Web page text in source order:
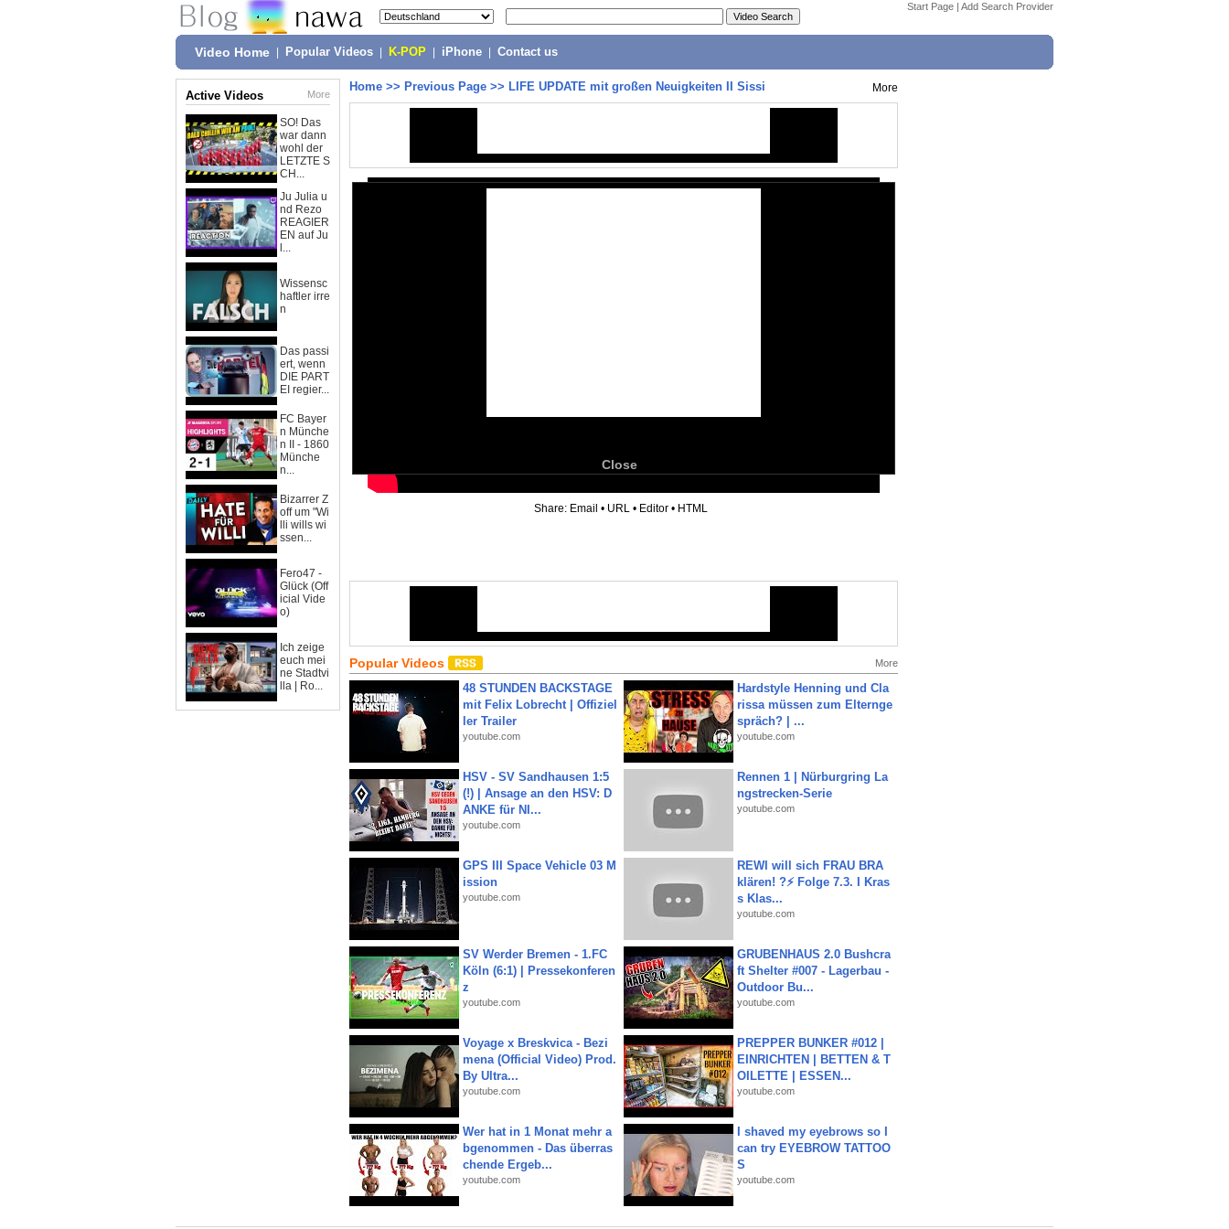
Start Page | Add Search Provider
Video Home Popular Videos K-POP iPhone Contact us
Active Videos More
SO! Das
war dann
wohl der
LETZTE S
CH...
Ju Julia u
nd Rezo
REAGIER
EN auf Ju
l...
Wissensc
haftler irre
n
Das passi
ert, wenn
DIE PART
EI regier...
FC Bayer
n Münche
n II - 1860
Münche
n...
Bizarrer Z
off um "Wi
lli wills wi
ssen...
Fero47 -
Glück (Off
icial Vide
o)
Ich zeige
euch mei
ne Stadtvi
lla | Ro...
Home >> Previous Page >> LIFE UPDATE mit großen Neuigkeiten II Sissi More
Close
Share: Email • URL • Editor • HTML
Popular Videos More
48 STUNDEN BACKSTAGE
mit Felix Lobrecht | Offiziel
ler Trailer
youtube.com
Hardstyle Henning und Cla
rissa müssen zum Elternge
spräch? | ...
youtube.com
HSV - SV Sandhausen 1:5
(!) | Ansage an den HSV: D
ANKE für NI...
youtube.com
Rennen 1 | Nürburgring La
ngstrecken-Serie
youtube.com
GPS III Space Vehicle 03 M
ission
youtube.com
REWI will sich FRAU BRA
klären! ?⚡️ Folge 7.3. I Kras
s Klas...
youtube.com
SV Werder Bremen - 1.FC
Köln (6:1) | Pressekonferen
z
youtube.com
GRUBENHAUS 2.0 Bushcra
ft Shelter #007 - Lagerbau -
Outdoor Bu...
youtube.com
Voyage x Breskvica - Bezi
mena (Official Video) Prod.
By Ultra...
youtube.com
PREPPER BUNKER #012 |
EINRICHTEN | BETTEN & T
OILETTE | ESSEN...
youtube.com
Wer hat in 1 Monat mehr a
bgenommen - Das überras
chende Ergeb...
youtube.com
I shaved my eyebrows so I
can try EYEBROW TATTOO
S
youtube.com